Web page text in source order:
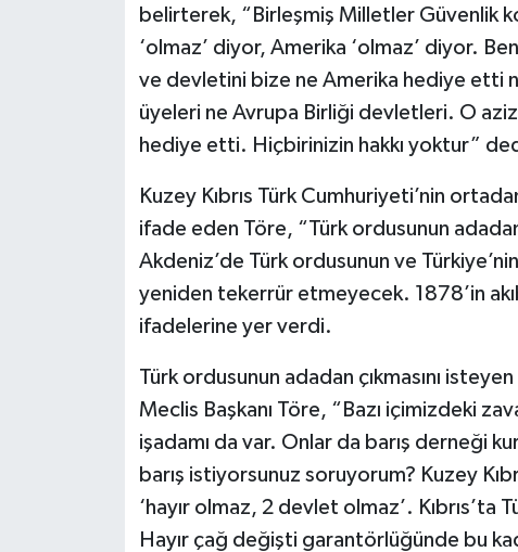
belirterek, “Birleşmiş Milletler Güvenlik
‘olmaz’ diyor, Amerika ‘olmaz’ diyor.
ve devletini bize ne Amerika hediye etti
üyeleri ne Avrupa Birliği devletleri. O
hediye etti. Hiçbirinizin hakkı yoktur”
Kuzey Kıbrıs Türk Cumhuriyeti’nin
ifade eden Töre, “Türk ordusunun
Akdeniz’de Türk ordusunun ve
yeniden tekerrür etmeyecek. 1878’in
ifadelerine yer verdi.
Türk ordusunun adadan çıkmasını
Meclis Başkanı Töre, “Bazı içimizdeki
işadamı da var. Onlar da barış derneği
barış istiyorsunuz soruyorum? Kuzey
‘hayır olmaz, 2 devlet olmaz’.
Hayır çağ değişti garantörlüğünde bu